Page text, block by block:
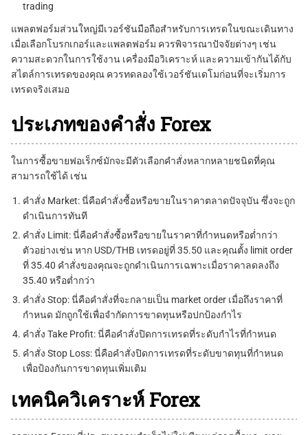
trading
แพลตฟอร์มส่วนใหญ่มีเวอร์ชันมือถือสำหรับการเทรดในขณะเดินทาง
เมื่อเลือกโบรกเกอร์และแพลตฟอร์ม ควรพิจารณาปัจจัยต่างๆ เช่น
ความสะดวกในการใช้งาน เครื่องมือวิเคราะห์ และความเข้ากันได้กับ
สไตล์การเทรดของคุณ ควรทดลองใช้เวอร์ชันเดโมก่อนที่จะเริ่มการ
เทรดจริงเสมอ
ประเภทของคำสั่ง Forex
ในการซื้อขายฟอเร็กซ์มักจะมีตัวเลือกคำสั่งหลากหลายชนิดที่คุณ
สามารถใช้ได้ เช่น
คำสั่ง Market: นี่คือคำสั่งซื้อหรือขายในราคาตลาดปัจจุบัน ซึ่งจะถูก
ดำเนินการทันที
คำสั่ง Limit: นี่คือคำสั่งซื้อหรือขายในราคาที่กำหนดหรือต่ำกว่า
ตัวอย่างเช่น หาก USD/THB เทรดอยู่ที่ 35.50 และคุณตั้ง limit order
ที่ 35.40 คำสั่งของคุณจะถูกดำเนินการเฉพาะเมื่อราคาลดลงถึง
35.40 หรือต่ำกว่า
คำสั่ง Stop: นี่คือคำสั่งที่จะกลายเป็น market order เมื่อถึงราคาที่
กำหนด มักถูกใช้เพื่อจำกัดการขาดทุนหรือปกป้องกำไร
คำสั่ง Take Profit: นี่คือคำสั่งปิดการเทรดที่ระดับกำไรที่กำหนด
คำสั่ง Stop Loss: นี่คือคำสั่งปิดการเทรดที่ระดับขาดทุนที่กำหนด
เพื่อป้องกันการขาดทุนเพิ่มเติม
เทคนิควิเคราะห์ Forex